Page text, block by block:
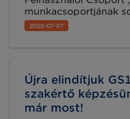
civileket és a magát
munkacsoportjának
ülésére.
2020-07-07
Újra elindítjuk
szakértő
már most!